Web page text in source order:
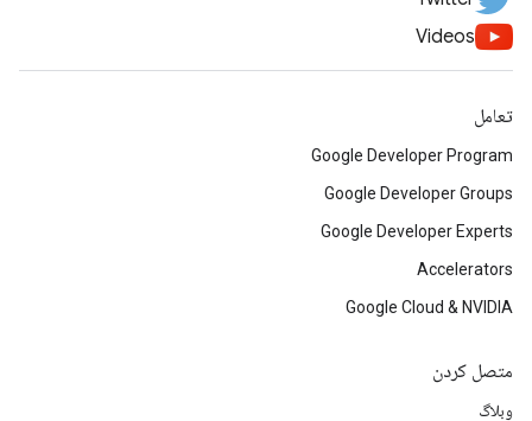
Videos
تعامل
Google Developer Program
Google Developer Groups
Google Developer Experts
Accelerators
Google Cloud & NVIDIA
متصل کردن
وبلاگ